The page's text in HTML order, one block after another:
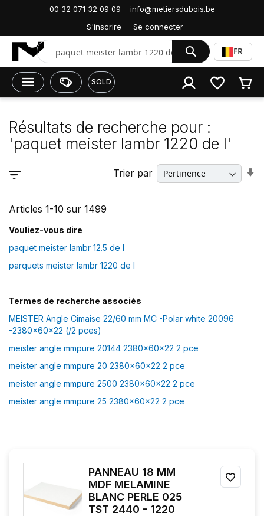
00 32 071 32 09 09
info@metiersdubois.be
S'inscrire
Se connecter
ChercherFR
SOLD
Résultats de recherche pour : 'paquet meister lambr
1220 de l'
Résultats de recherche pour :
'paquet meister lambr 1220 de l'
Articles 1-10 sur 1499
Trier par
Vouliez-vous dire
paquet meister lambr 12.5 de l
parquets meister lambr 1220 de l
Termes de recherche associés
MEISTER Angle Cimaise 22/60 mm MC -Polar white 20096
-2380x60x22 (/2 pces)
meister angle mmpure 20144 2380x60x22 2 pce
meister angle mmpure 20 2380x60x22 2 pce
meister angle mmpure 2500 2380x60x22 2 pce
meister angle mmpure 25 2380x60x22 2 pce
PANNEAU 18 MM
MDF MELAMINE
BLANC PERLE 025
TST 2440 - 1220